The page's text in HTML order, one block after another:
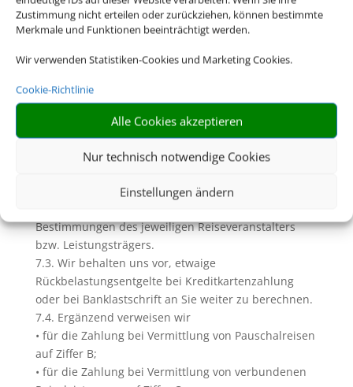
Zustimmung nicht erteilen oder zurückziehen, können bestimmte
Merkmale und Funktionen beeinträchtigt werden.
Wir verwenden Statistiken-Cookies und Marketing Cookies.
Cookie-Richtlinie
Alle Cookies akzeptieren
Nur technisch notwendige Cookies
Einstellungen ändern
dazu Ziffer D. dieser AGB)
7. Zahlungen und Inkasso
Pauschalreise, verbundenen Reiseleistung oder
Einzelleistung in Rechnung stellen und
diesbezügliche Zahlungen einziehen, geschieht dies
im Namen und für Rechnung des jeweiligen
Veranstalters bzw. des Leistungsträgers. Unberührt
bleiben davon die Rechte zur Einziehung uns
7.2. Die Zahlungsfristen und sonstigen
Bestimmungen des jeweiligen Reiseveranstalters
bzw. Leistungsträgers.
7.3. Wir behalten uns vor, etwaige
Rückbelastungsentgelte bei Kreditkartenzahlung
oder bei Banklastschrift an Sie weiter zu berechnen.
7.4. Ergänzend verweisen wir
• für die Zahlung bei Vermittlung von Pauschalreisen
auf Ziffer B;
• für die Zahlung bei Vermittlung von verbundenen